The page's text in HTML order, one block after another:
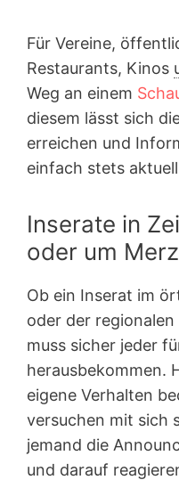
Für Vereine,
Restaurants, Kinos
Weg an einem
diesem lässt sich
erreichen und
einfach stets
Inserate in
oder um
Ob ein Inserat im
oder der
muss sicher jeder
herausbekommen.
eigene Verhalten
versuchen mit sich
jemand die
und darauf